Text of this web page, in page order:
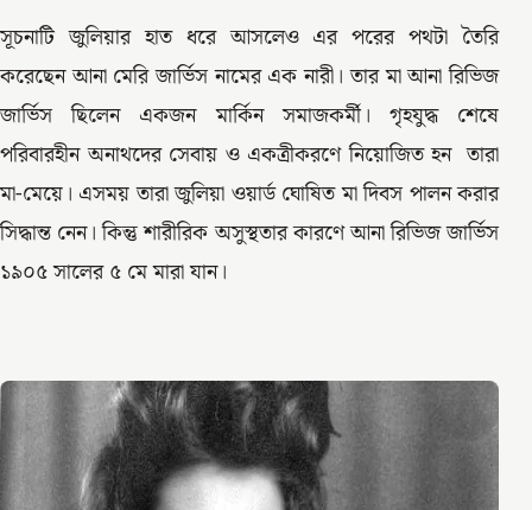
সূচনাটি জুলিয়ার হাত ধরে আসলেও এর পরের পথটা তৈরি
করেছেন আনা মেরি জার্ভিস নামের এক নারী। তার মা আনা রিভিজ
জার্ভিস ছিলেন একজন মার্কিন সমাজকর্মী। গৃহযুদ্ধ শেষে
পরিবারহীন অনাথদের সেবায় ও একত্রীকরণে নিয়োজিত হন তারা
মা-মেয়ে। এসময় তারা জুলিয়া ওয়ার্ড ঘোষিত মা দিবস পালন করার
সিদ্ধান্ত নেন। কিন্তু শারীরিক অসুস্থতার কারণে আনা রিভিজ জার্ভিস
১৯০৫ সালের ৫ মে মারা যান।